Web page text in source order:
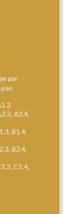
par
A2.4,
B1.4,
B2.4,
C1.4,